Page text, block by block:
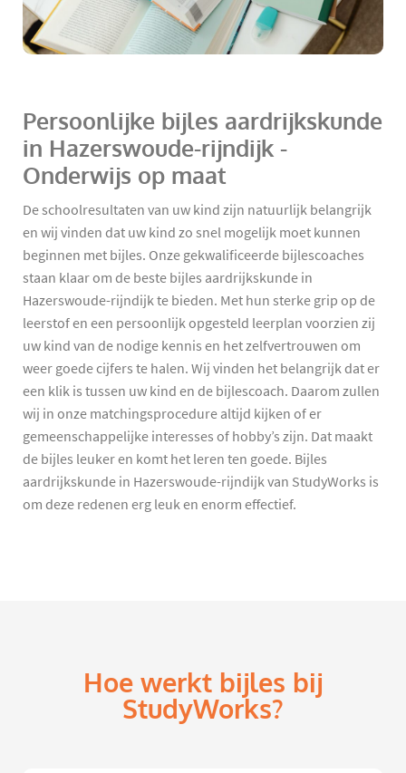
Persoonlijke bijles aardrijkskunde
in Hazerswoude-rijndijk -
Onderwijs op maat
De schoolresultaten van uw kind zijn natuurlijk belangrijk
en wij vinden dat uw kind zo snel mogelijk moet kunnen
beginnen met bijles. Onze gekwalificeerde bijlescoaches
staan klaar om de beste bijles aardrijkskunde in
Hazerswoude-rijndijk te bieden. Met hun sterke grip op de
leerstof en een persoonlijk opgesteld leerplan voorzien zij
uw kind van de nodige kennis en het zelfvertrouwen om
weer goede cijfers te halen. Wij vinden het belangrijk dat er
een klik is tussen uw kind en de bijlescoach. Daarom zullen
wij in onze matchingsprocedure altijd kijken of er
gemeenschappelijke interesses of hobby’s zijn. Dat maakt
de bijles leuker en komt het leren ten goede. Bijles
aardrijkskunde in Hazerswoude-rijndijk van StudyWorks is
om deze redenen erg leuk en enorm effectief.
Hoe werkt bijles bij
StudyWorks?